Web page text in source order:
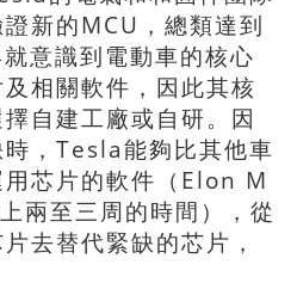
新的MCU，總類達到
意識到電動車的核心
相關軟件，因此其核
自建工廠或自研。因
，Tesla能夠比其他車
芯片的軟件（Elon M
兩至三周的時間），從
去替代緊缺的芯片，